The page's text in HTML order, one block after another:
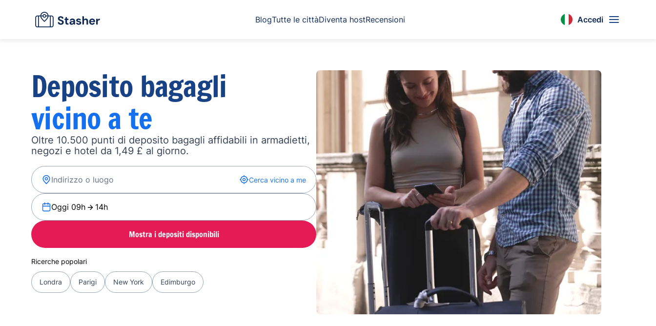
BlogTutte le cittàDiventa hostRecensioni Accedi
Deposito bagagli
vicino a te
Oltre 10.500 punti di deposito bagagli affidabili in armadietti,
negozi e hotel da 1,49 £ al giorno.
Cerca vicino a me
Oggi 09h 14h
Mostra i depositi disponibili
Ricerche popolari
Londra Parigi New York Edimburgo